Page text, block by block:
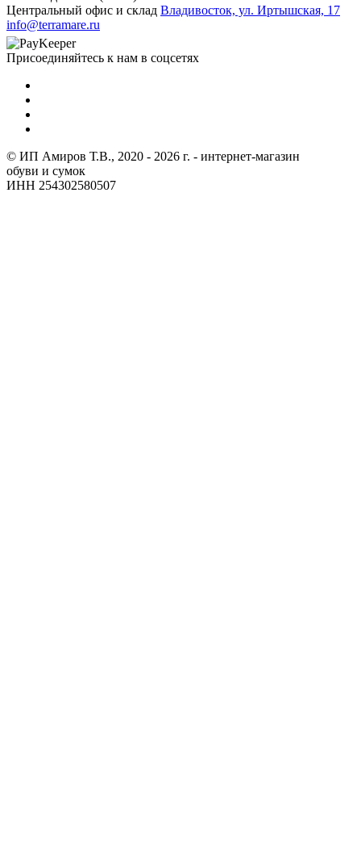
Центральный офис и склад Владивосток, ул. Иртышская, 17
info@terramare.ru
Присоединяйтесь к нам в соцсетях
© ИП Амиров Т.В., 2020 - 2026 г. - интернет-магазин
обуви и сумок
ИНН 254302580507